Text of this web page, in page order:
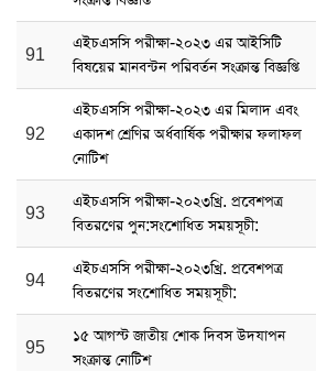
91
এইচএসসি পরীক্ষা-২০২৩ এর আইসিটি
বিষয়ের মানবন্টন পরিবর্তন সংক্রান্ত বিজ্ঞপ্তি
92
এইচএসসি পরীক্ষা-২০২৩ এর মিলাদ এবং
একাদশ শ্রেণির অর্ধবার্ষিক পরীক্ষার ফলাফল
নোটিশ
93
এইচএসসি পরীক্ষা-২০২৩খ্রি. প্রবেশপত্র
বিতরণের পুন:সংশোধিত সময়সূচী:
94
এইচএসসি পরীক্ষা-২০২৩খ্রি. প্রবেশপত্র
বিতরণের সংশোধিত সময়সূচী:
95
১৫ আগস্ট জাতীয় শোক দিবস ‍উদযাপন
সংক্রান্ত নোটিশ